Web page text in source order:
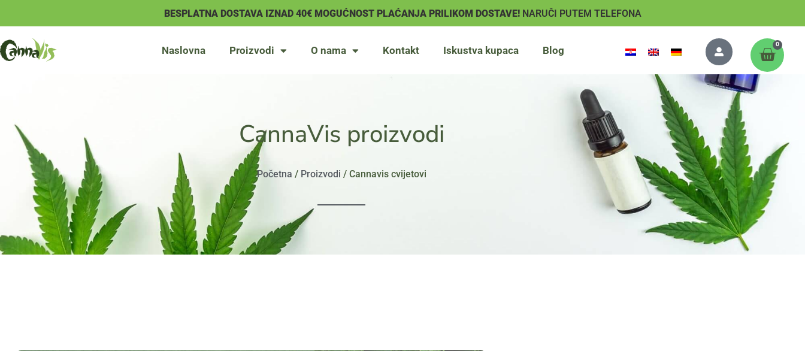
BESPLATNA DOSTAVA IZNAD 40€ MOGUĆNOST PLAĆANJA PRILIKOM DOSTAVE!NARUČI PUTEM TELEFONA
Naslovna Proizvodi O nama Kontakt Iskustva kupaca Blog 0
CannaVis proizvodi
Početna / Proizvodi / Cannavis cvijetovi